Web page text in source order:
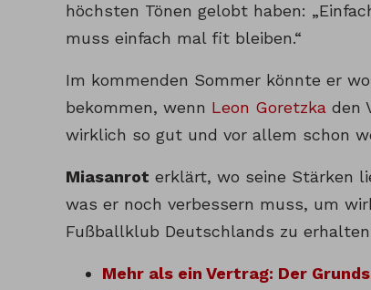
höchsten Tönen gelobt haben:
muss einfach mal fit bleiben.“
Im kommenden Sommer könnte er
bekommen, wenn Leon Goretzka den
wirklich so gut und vor allem schon
Miasanrot erklärt, wo seine Stärken
was er noch verbessern muss, um
Fußballklub Deutschlands zu
Mehr als ein Vertrag: Der